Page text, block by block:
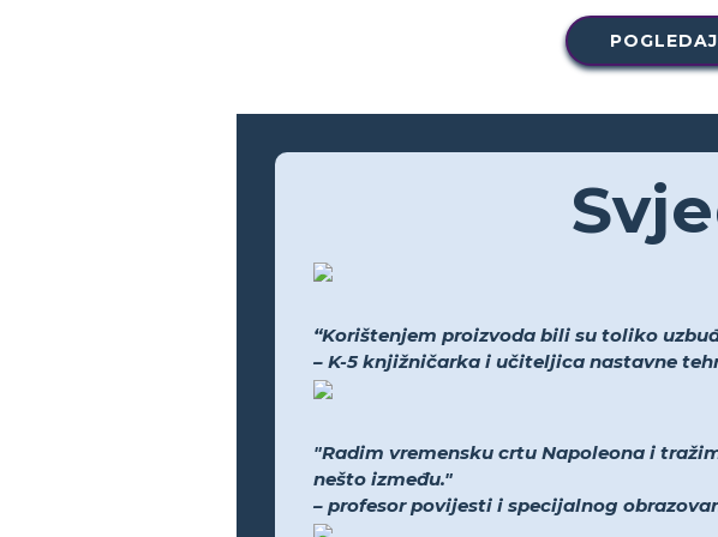
“Korištenjem proizvoda bili su toliko
– K-5 knjižničarka i učiteljica nastavne
"Radim vremensku crtu Napoleona i
nešto između."
– profesor povijesti i specijalnog